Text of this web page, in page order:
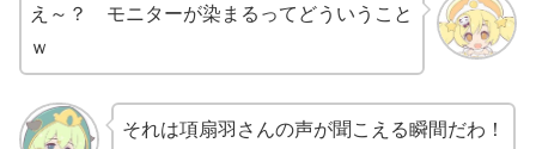
え～？ モニターが染まるってどういうこと
ｗ
それは項扇羽さんの声が聞こえる瞬間だわ！